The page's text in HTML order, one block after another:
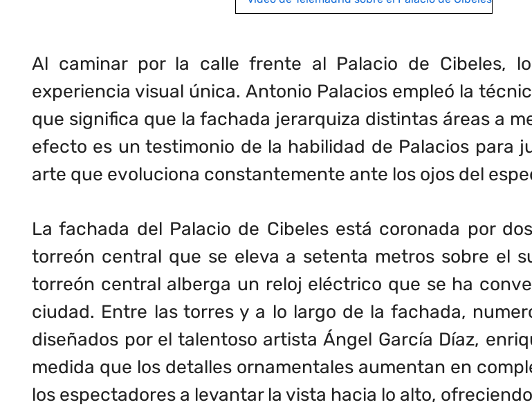
Al caminar por la calle frente al Palacio de Cibeles,
experiencia visual única. Antonio Palacios empleó la
que significa que la fachada jerarquiza distintas áreas a
efecto es un testimonio de la habilidad de Palacios para
arte que evoluciona constantemente ante los ojos del
La fachada del Palacio de Cibeles está coronada por
torreón central que se eleva a setenta metros sobre el
torreón central alberga un reloj eléctrico que se ha
ciudad. Entre las torres y a lo largo de la fachada,
diseñados por el talentoso artista Ángel García Díaz,
medida que los detalles ornamentales aumentan en
los espectadores a levantar la vista hacia lo alto,